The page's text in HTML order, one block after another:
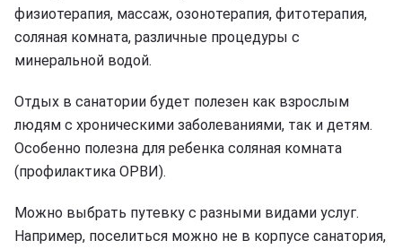
физиотерапия, массаж, озонотерапия, фитотерапия,
соляная комната, различные процедуры с
минеральной водой.
Отдых в санатории будет полезен как взрослым
людям с хроническими заболеваниями, так и детям.
Особенно полезна для ребенка соляная комната
(профилактика ОРВИ).
Можно выбрать путевку с разными видами услуг.
Например, поселиться можно не в корпусе санатория,